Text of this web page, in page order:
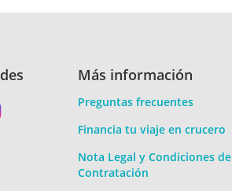
Más información
Preguntas frecuentes
Financia tu viaje en crucero
Nota Legal y Condiciones de
Contratación